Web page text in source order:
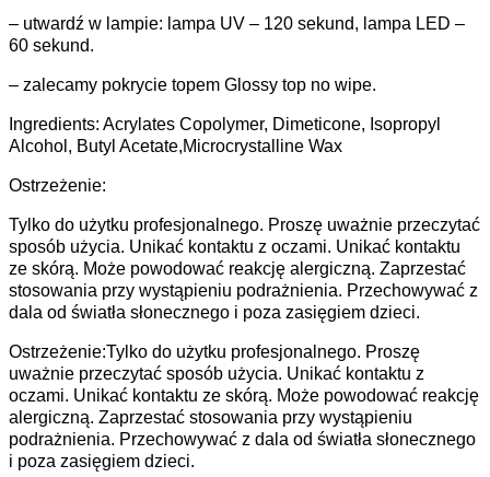
– utwardź w lampie: lampa UV – 120 sekund, lampa LED –
60 sekund.
– zalecamy pokrycie topem Glossy top no wipe.
Ingredients: Acrylates Copolymer, Dimeticone, Isopropyl
Alcohol, Butyl Acetate,Microcrystalline Wax
Ostrzeżenie:
Tylko do użytku profesjonalnego. Proszę uważnie przeczytać
sposób użycia. Unikać kontaktu z oczami. Unikać kontaktu
ze skórą. Może powodować reakcję alergiczną. Zaprzestać
stosowania przy wystąpieniu podrażnienia. Przechowywać z
dala od światła słonecznego i poza zasięgiem dzieci.
Ostrzeżenie:Tylko do użytku profesjonalnego. Proszę
uważnie przeczytać sposób użycia. Unikać kontaktu z
oczami. Unikać kontaktu ze skórą. Może powodować reakcję
alergiczną. Zaprzestać stosowania przy wystąpieniu
podrażnienia. Przechowywać z dala od światła słonecznego
i poza zasięgiem dzieci.